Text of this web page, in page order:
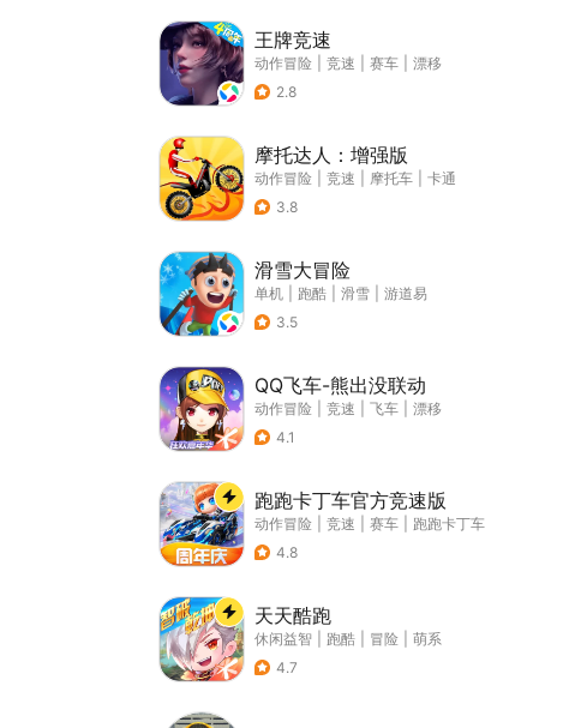
王牌竞速
动作冒险 竞速 赛车
漂移
2.8
摩托达人：增强版
动作冒险 竞速 摩托车
卡通
3.8
滑雪大冒险
单机 跑酷 滑雪
游道易
3.5
QQ飞车-熊出没联动
动作冒险 竞速 飞车
漂移
4.1
跑跑卡丁车官方竞速版
动作冒险 竞速 赛车
跑跑卡丁车
4.8
天天酷跑
休闲益智 跑酷 冒险
萌系
4.7